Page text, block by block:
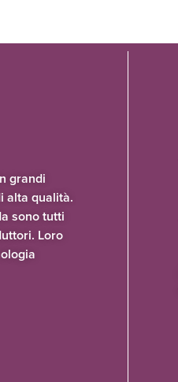
grandi
alta qualità.
sono tutti
Loro